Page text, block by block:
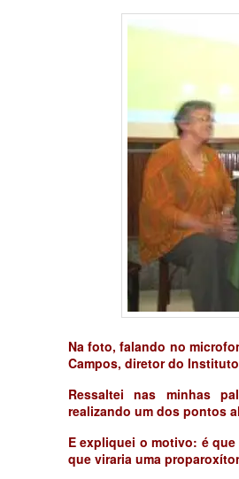
Na foto, falando no
Campos, diretor do
Ressaltei nas minhas
realizando um dos pontos
E expliquei o motivo: é
que viraria uma